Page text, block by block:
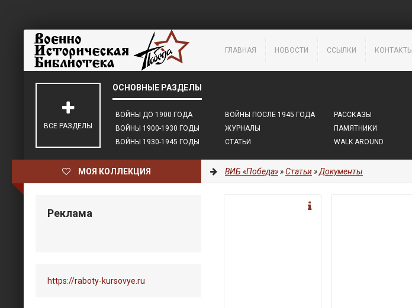
ГЛАВНАЯ НОВОСТИ ССЫЛКИ КОНТАКТЫ
ВОЙНЫ ДО 1900 ГОДА
ВОЙНЫ 1900-1930 ГОДЫ
ВОЙНЫ 1930-1945 ГОДЫ
ВОЙНЫ ПОСЛЕ 1945 ГОДА
ЖУРНАЛЫ
СТАТЬИ
РАССКАЗЫ
ПАМЯТНИКИ
WALK AROUND
ВСЕ РАЗДЕЛЫ
МОЯ КОЛЛЕКЦИЯ ВИБ «Победа»»Статьи»Документы
Реклама
https://raboty-kursovye.ru